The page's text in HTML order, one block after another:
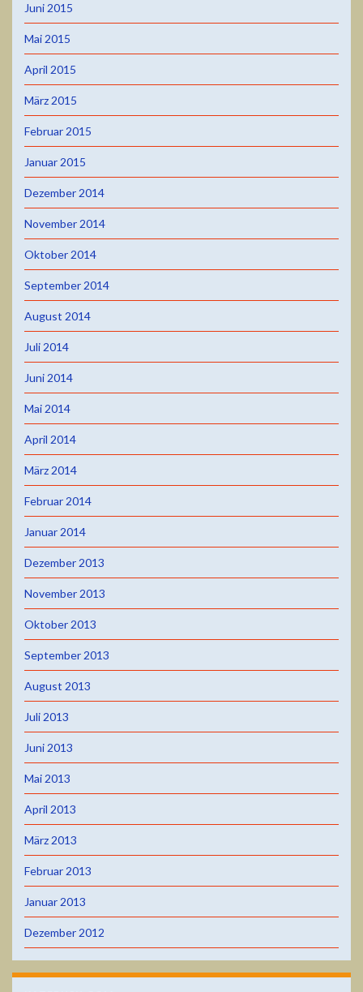
Juni 2015
Mai 2015
April 2015
März 2015
Februar 2015
Januar 2015
Dezember 2014
November 2014
Oktober 2014
September 2014
August 2014
Juli 2014
Juni 2014
Mai 2014
April 2014
März 2014
Februar 2014
Januar 2014
Dezember 2013
November 2013
Oktober 2013
September 2013
August 2013
Juli 2013
Juni 2013
Mai 2013
April 2013
März 2013
Februar 2013
Januar 2013
Dezember 2012